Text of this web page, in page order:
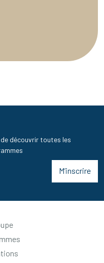
découvrir toutes les
M’inscrire